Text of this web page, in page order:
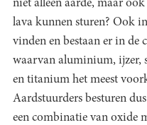
niet alleen aarde, maar
lava kunnen sturen? Ook
vinden en bestaan er in de
waarvan aluminium, ijzer,
en titanium het meest
Aardstuurders besturen
een combinatie van oxide